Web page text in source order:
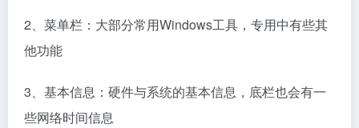
2、菜单栏：大部分常用Windows工具，专用中有些其
他功能
3、基本信息：硬件与系统的基本信息，底栏也会有一
些网络时间信息